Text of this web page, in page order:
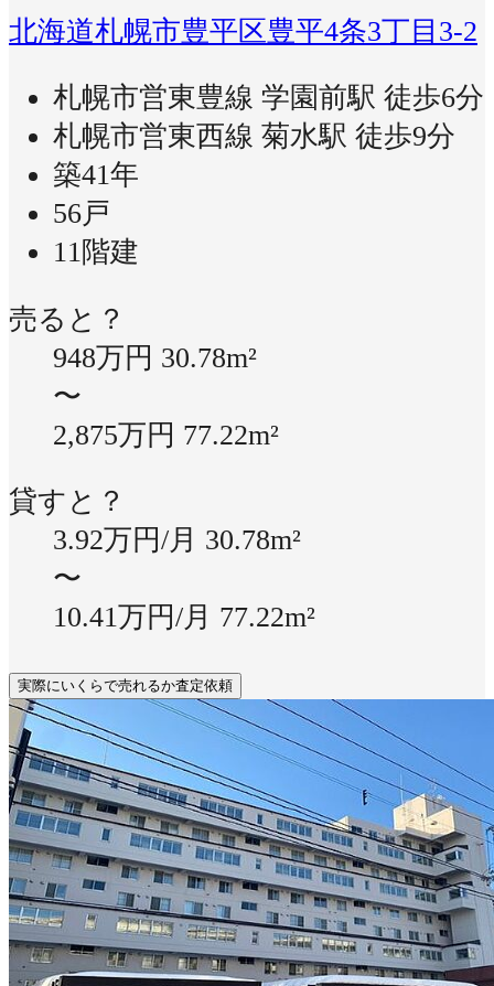
北海道札幌市豊平区豊平4条3丁目3-2
札幌市営東豊線 学園前駅 徒歩6分
札幌市営東西線 菊水駅 徒歩9分
築41年
56戸
11階建
売ると？
948万円 30.78m²
〜
2,875万円 77.22m²
貸すと？
3.92万円/月 30.78m²
〜
10.41万円/月 77.22m²
実際にいくらで売れるか査定依頼